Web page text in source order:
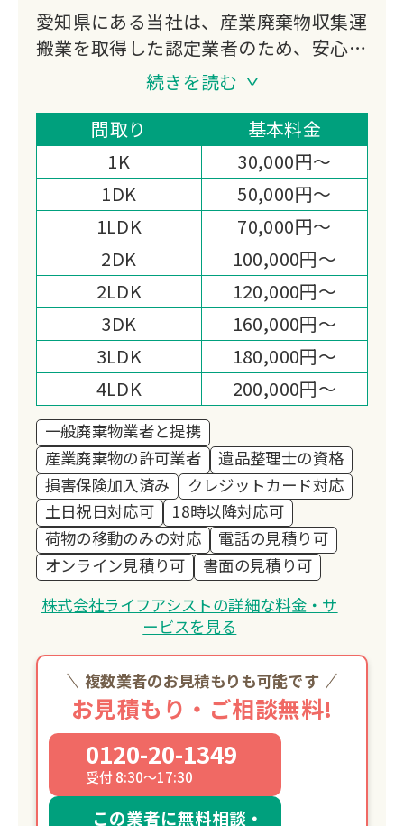
愛知県にある当社は、産業廃棄物収集運
搬業を取得した認定業者のため、安心し
て遺品整理をご依頼いただくことが可能
スピーディーなお見積りやまごころ込め
たサービスにより、高い満足度をいただ
いております。
遺品処分と同時に買取も可能ですので、
お気軽に仰ってください。
一つ一つの現場を大切に、徹底的に丁寧
に仕上げます。
見積もり後の追加料金は内容に変更がな
い限りは一切ございませんのでご安心く
ださい。
作業員が基本１名でまいります。
大型の家具家電、小型の収納、お皿や小
さな家電なども回収可能です。
続きを読む
間取り
基本料金
1K
30,000円～
1DK
50,000円～
1LDK
70,000円～
2DK
100,000円～
2LDK
120,000円～
3DK
160,000円～
3LDK
180,000円～
4LDK
200,000円～
一般廃棄物業者と提携
産業廃棄物の許可業者
遺品整理士の資格
損害保険加入済み
クレジットカード対応
土日祝日対応可
18時以降対応可
荷物の移動のみの対応
電話の見積り可
オンライン見積り可
書面の見積り可
株式会社ライフアシストの詳細な料金・サ
ービスを見る
複数業者のお見積もりも可能です
お見積もり・ご相談無料!
0120-20-1349
受付 8:30～17:30
この業者に無料相談・